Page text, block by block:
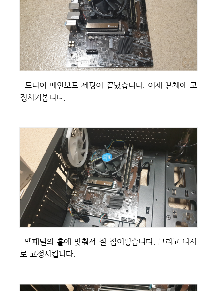
드디어 메인보드 세팅이 끝났습니다. 이제 본체에 고
정시켜봅니다.
백패널의 홀에 맞춰서 잘 집어넣습니다. 그리고 나사
로 고정시킵니다.